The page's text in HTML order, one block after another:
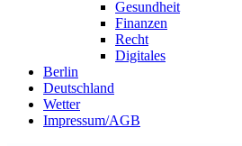
Gesundheit
Finanzen
Recht
Digitales
Berlin
Deutschland
Wetter
Impressum/AGB